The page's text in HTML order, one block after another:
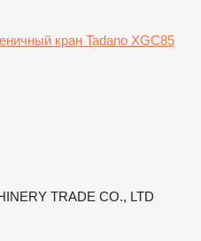
кран Tadano XGC85
TRADE CO., LTD